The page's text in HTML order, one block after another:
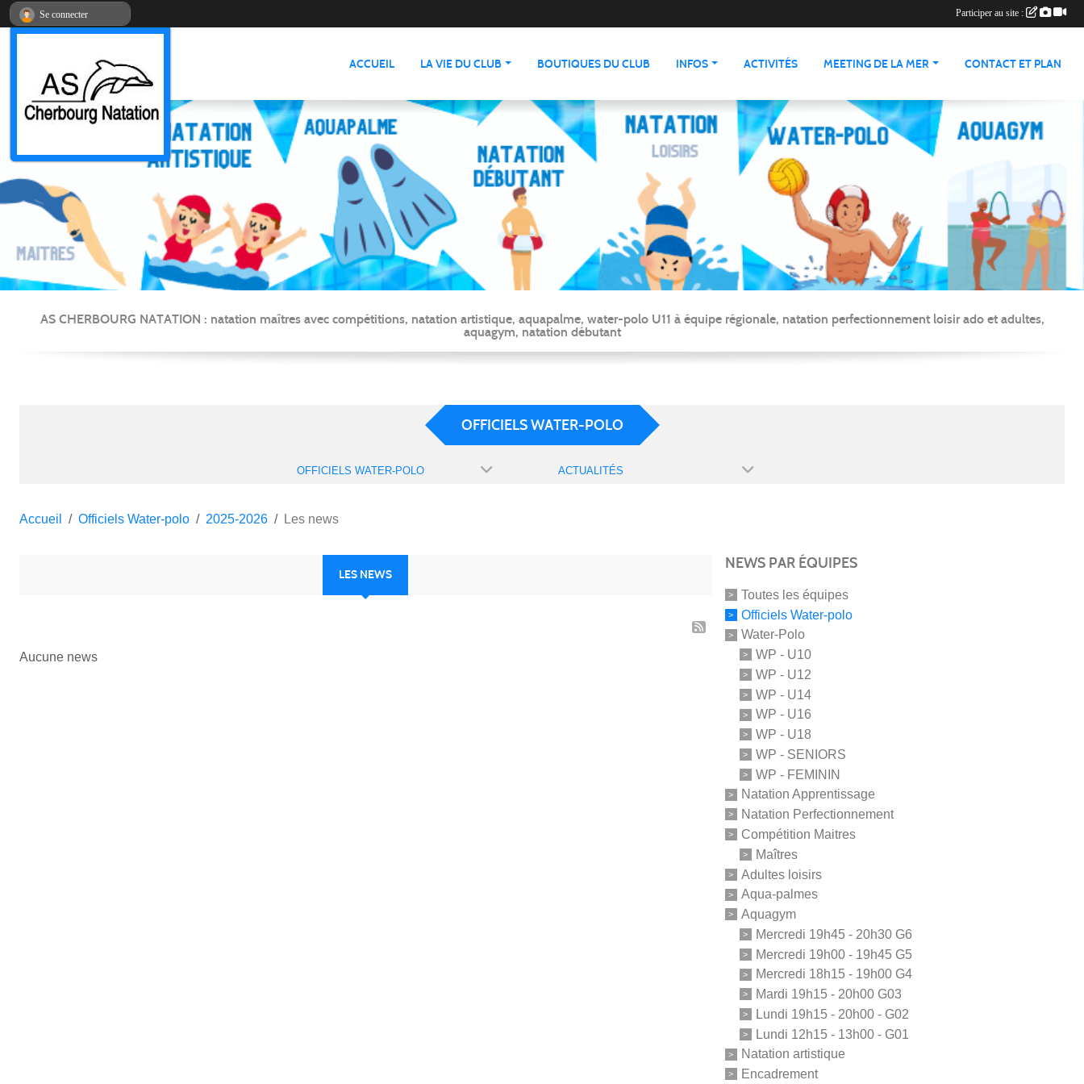
ACCUEIL LA VIE DU CLUB BOUTIQUES DU CLUB INFOS ACTIVITÉS MEETING DE LA MER CONTACT ET PLAN
AS CHERBOURG NATATION : natation maîtres avec compétitions, natation artistique, aquapalme, water-polo U11 à équipe régionale, natation perfectionnement loisir ado et adultes,
aquagym, natation débutant
OFFICIELS WATER-POLO
OFFICIELS WATER-POLO ACTUALITÉS
Accueil Officiels Water-polo 2025-2026 Les news
LES NEWS
Aucune news
NEWS PAR ÉQUIPES
Toutes les équipes
Officiels Water-polo
Water-Polo
WP - U10
WP - U12
WP - U14
WP - U16
WP - U18
WP - SENIORS
WP - FEMININ
Natation Apprentissage
Natation Perfectionnement
Compétition Maitres
Maîtres
Adultes loisirs
Aqua-palmes
Aquagym
Mercredi 19h45 - 20h30 G6
Mercredi 19h00 - 19h45 G5
Mercredi 18h15 - 19h00 G4
Mardi 19h15 - 20h00 G03
Lundi 19h15 - 20h00 - G02
Lundi 12h15 - 13h00 - G01
Natation artistique
Encadrement
Se connecter Participer au site :
Panneau de gestion des cookies